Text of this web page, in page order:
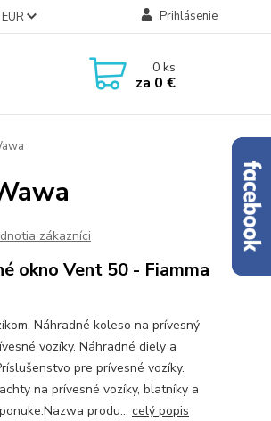
EUR Prihlásenie
0ks
za 0 €
zákazníci
okno Vent 50 - Fiamma
Náhradné koleso na prívesný
vozíky. Náhradné diely a
pre prívesné vozíky.
na prívesné vozíky, blatníky a
produ... celý popis